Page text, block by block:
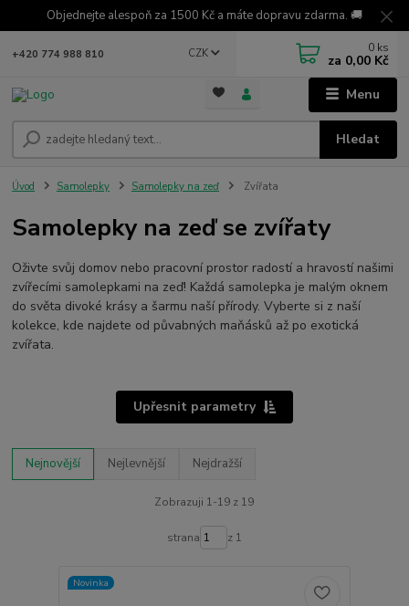
Objednejte alespoň za 1500 Kč a máte dopravu zdarma. 🚚
Menu
CZK
Hledat
+420 774 988 810 0 ks
za 0,00 Kč
Úvod Samolepky Samolepky na zeď Zvířata
Samolepky na zeď se zvířaty
Oživte svůj domov nebo pracovní prostor radostí a hravostí našimi
zvířecími samolepkami na zeď! Každá samolepka je malým oknem
do světa divoké krásy a šarmu naší přírody. Vyberte si z naší
kolekce, kde najdete od půvabných maňásků až po exotická
zvířata.
Upřesnit parametry
Nejnovější Nejlevnější Nejdražší
Zobrazuji 1-19 z 19
strana z 1
Novinka